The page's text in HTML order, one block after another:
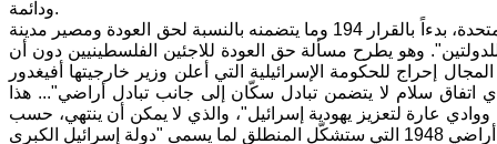
ودائمة.
هذا على الصعيد العام. أما في ما يتعلّق بالقضايا الأخرى ذات الصلة بقرارات الأمم المتحدة، بدءاً بالقرار 194 وما يتضمنه بالنسبة لحق العودة ومصير مدينة
وهو يطرح مسألة حق العودة للاجئين الفلسطينيين دون أن
إحراج للحكومة الإسرائيلية التي أعلن وزير خارجيتها أفيغدور
سلام لا يتضمن تبادل سكّان إلى جانب تبادل أراضي"... هذا
عارة لتعزيز يهودية إسرائيل"، والذي لا يمكن أن ينتهي، حسب